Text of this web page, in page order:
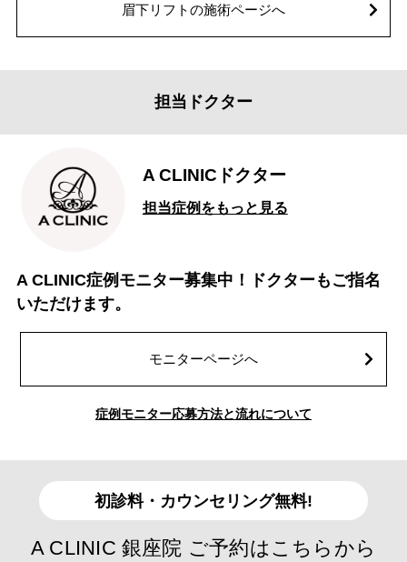
眉下リフトの施術ページへ
担当ドクター
A CLINICドクター
担当症例をもっと見る
A CLINIC症例モニター募集中！ドクターもご指名
いただけます。
モニターページへ
症例モニター応募方法と流れについて
初診料・カウンセリング無料!
A CLINIC 銀座院 ご予約はこちらから